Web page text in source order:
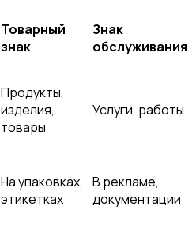
Товарный
знак
Знак
обслуживания
Продукты,
изделия,
товары
Услуги, работы
На упаковках,
этикетках
В рекламе,
документации